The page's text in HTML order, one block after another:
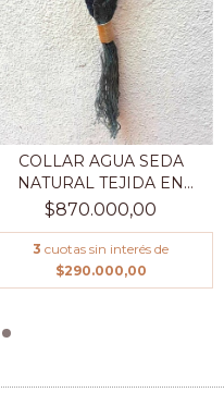
COLLAR AGUA SEDA
NATURAL TEJIDA EN
TELAR...
$870.000,00
3 cuotas sin interés de
$290.000,00